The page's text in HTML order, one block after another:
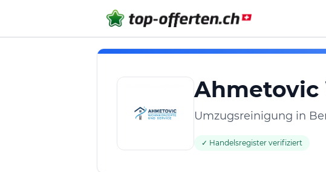
Ahmetovic
Umzugsreinigung in
✓ Handelsregister verifiziert